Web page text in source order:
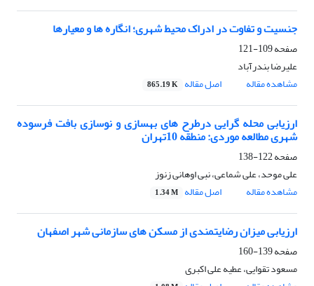
جنسیت و تفاوت در ادراک محیط شهری؛ انگاره ها و معیارها
صفحه109-121
علیرضا بندرآباد
مشاهده مقاله
اصل مقاله 865.19 K
ارزیابی محله گرایی درطرح های بهسازی و نوسازی بافت فرسوده
شهری مطالعه موردی: منطقه 10تهران
صفحه122-138
علی موحد، علی شماعی، نبی اوهانی زنوز
مشاهده مقاله
اصل مقاله 1.34 M
ارزیابی میزان رضایتمندی از مسکن های سازمانی شهر اصفهان
صفحه139-160
مسعود تقوایی، عطیه علی اکبری